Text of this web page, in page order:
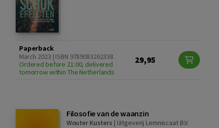
Paperback
March 2023 | ISBN 9789083262338
Ordered before 21:00, delivered
tomorrow within The Netherlands
29,95
Filosofie van de waanzin
Wouter Kusters | Uitgeverij Lemniscaat B.V.